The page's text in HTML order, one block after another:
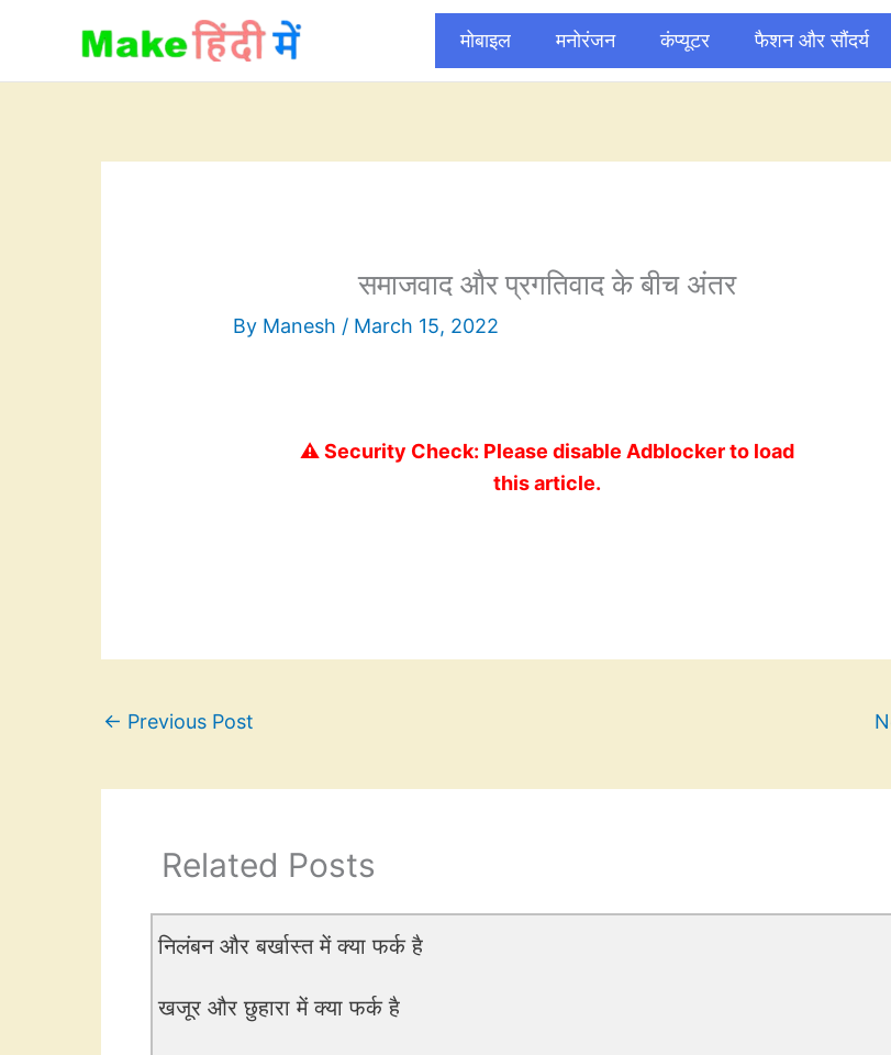
content
मोबाइल मनोरंजन कंप्यूटर फैशन और सौंदर्य
समाजवाद और प्रगतिवाद के बीच अंतर
By Manesh / March 15, 2022
⚠️ Security Check: Please disable Adblocker to load
this article.
← Previous Post
Related Posts
निलंबन और बर्खास्त में क्या फर्क है
खजूर और छुहारा में क्या फर्क है